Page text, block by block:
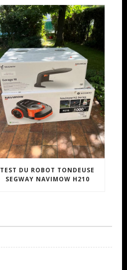
TEST DU ROBOT TONDEUSE
SEGWAY NAVIMOW H210